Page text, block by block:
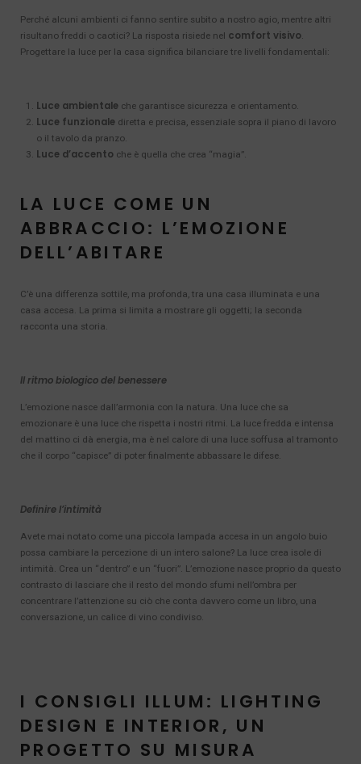
Perché alcuni ambienti ci fanno sentire subito a nostro agio, mentre altri
risultano freddi o caotici? La risposta risiede nel comfort visivo.
Progettare la luce per la casa significa bilanciare tre livelli fondamentali:
Luce ambientale che garantisce sicurezza e orientamento.
Luce funzionale diretta e precisa, essenziale sopra il piano di lavoro
o il tavolo da pranzo.
Luce d’accento che è quella che crea “magia”.
LA LUCE COME UN
ABBRACCIO: L’EMOZIONE
DELL’ABITARE
C’è una differenza sottile, ma profonda, tra una casa illuminata e una
casa accesa. La prima si limita a mostrare gli oggetti; la seconda
racconta una storia.
Il ritmo biologico del benessere
L’emozione nasce dall’armonia con la natura. Una luce che sa
emozionare è una luce che rispetta i nostri ritmi. La luce fredda e intensa
del mattino ci dà energia, ma è nel calore di una luce soffusa al tramonto
che il corpo “capisce” di poter finalmente abbassare le difese.
Definire l’intimità
Avete mai notato come una piccola lampada accesa in un angolo buio
possa cambiare la percezione di un intero salone? La luce crea isole di
intimità. Crea un “dentro” e un “fuori”. L’emozione nasce proprio da questo
contrasto di lasciare che il resto del mondo sfumi nell’ombra per
concentrare l’attenzione su ciò che conta davvero come un libro, una
conversazione, un calice di vino condiviso.
I CONSIGLI ILLUM: LIGHTING
DESIGN E INTERIOR, UN
PROGETTO SU MISURA